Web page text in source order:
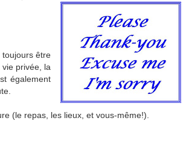
toujours être
vie privée, la
également
(le repas, les lieux, et vous-même!).